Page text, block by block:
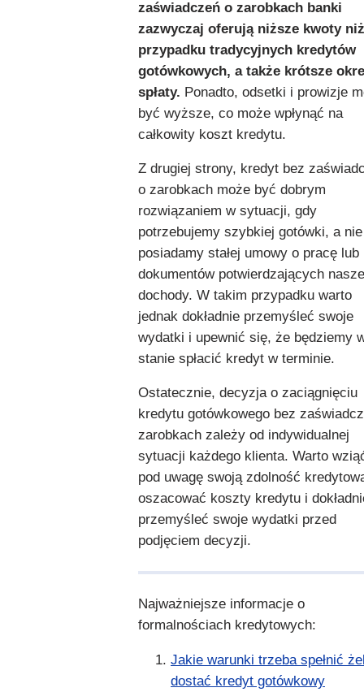
zaświadczeń o zarobkach banki
zazwyczaj oferują niższe kwoty
przypadku tradycyjnych kredytów
gotówkowych, a także krótsze
spłaty. Ponadto, odsetki i prowizje
być wyższe, co może wpłynąć na
całkowity koszt kredytu.
Z drugiej strony, kredyt bez
o zarobkach może być dobrym
rozwiązaniem w sytuacji, gdy
potrzebujemy szybkiej gotówki, a nie
posiadamy stałej umowy o pracę lub
dokumentów potwierdzających nasze
dochody. W takim przypadku warto
jednak dokładnie przemyśleć swoje
wydatki i upewnić się, że będziemy
stanie spłacić kredyt w terminie.
Ostatecznie, decyzja o zaciągnięciu
kredytu gotówkowego bez
zarobkach zależy od indywidualnej
sytuacji każdego klienta. Warto
pod uwagę swoją zdolność
oszacować koszty kredytu i
przemyśleć swoje wydatki przed
podjęciem decyzji.
Najważniejsze informacje o
formalnościach kredytowych:
Jakie warunki trzeba spełnić
dostać kredyt gotówkowy